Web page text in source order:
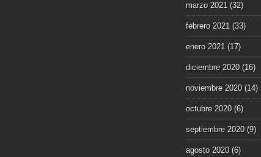
marzo 2021 (32)
febrero 2021 (33)
enero 2021 (17)
diciembre 2020(16)
noviembre 2020(14)
octubre 2020(6)
septiembre 2020(9)
agosto 2020(6)